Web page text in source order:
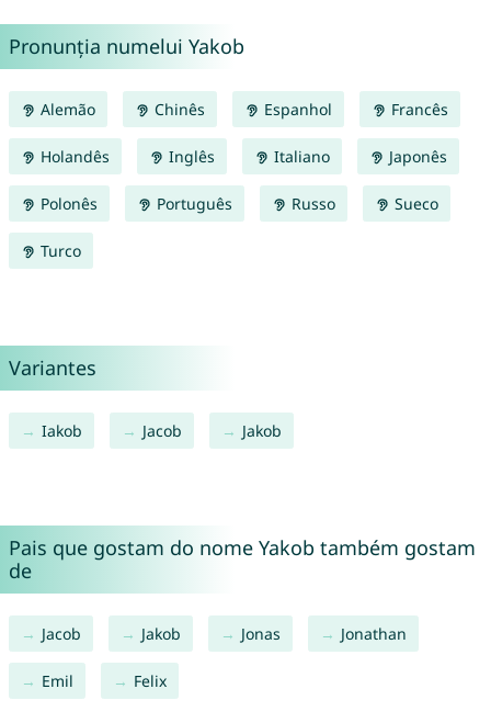
Pronunția numelui Yakob
Alemão Chinês Espanhol Francês
Holandês Inglês Italiano Japonês
Polonês Português Russo Sueco
Turco
Variantes
Iakob Jacob Jakob
Pais que gostam do nome Yakob também gostam
de
Jacob Jakob Jonas Jonathan
Emil Felix